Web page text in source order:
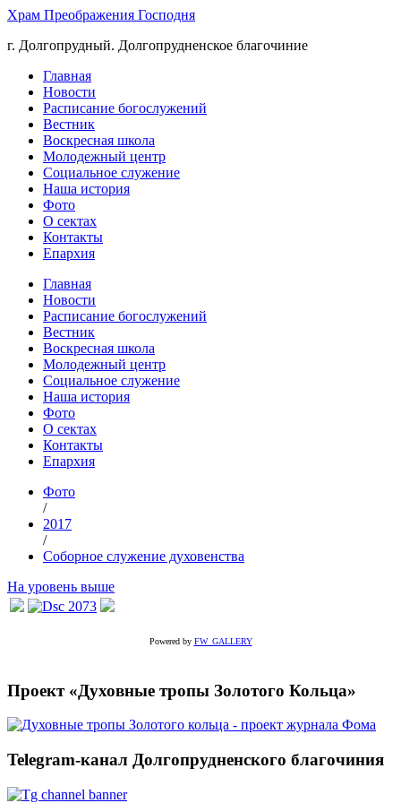
Храм Преображения Господня
г. Долгопрудный. Долгопрудненское благочиние
Главная
Новости
Расписание богослужений
Вестник
Воскресная школа
Молодежный центр
Социальное служение
Наша история
Фото
О сектах
Контакты
Епархия
Главная
Новости
Расписание богослужений
Вестник
Воскресная школа
Молодежный центр
Социальное служение
Наша история
Фото
О сектах
Контакты
Епархия
Фото
/
2017
/
Соборное служение духовенства
На уровень выше
Powered by FW_GALLERY
Проект «Духовные тропы Золотого Кольца»
Telegram-канал Долгопрудненского благочиния